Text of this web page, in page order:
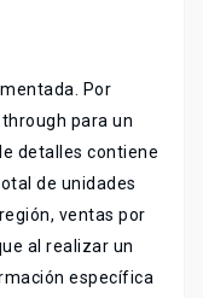
Por
para un
detalles contiene
de unidades
ventas por
al realizar un
específica